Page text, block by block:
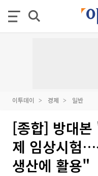
이투데이 경제 일반
[종합] 방대본
제 임상시험
생산에 활용"